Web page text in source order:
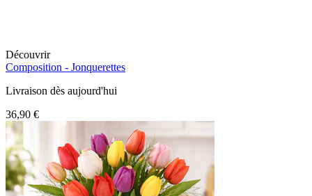
Découvrir
Composition - Jonquerettes
Livraison dès aujourd'hui
36,90 €